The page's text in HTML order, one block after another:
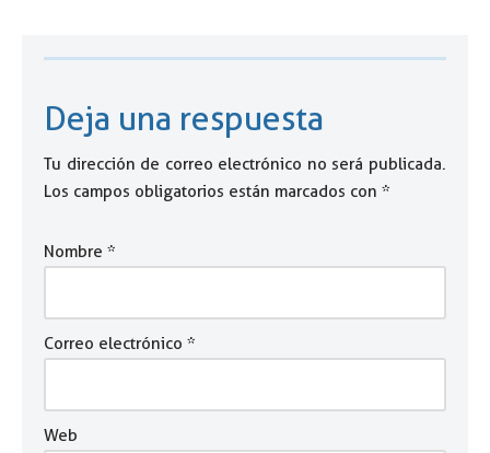
Deja una respuesta
Tu dirección de correo electrónico no será publicada.
Los campos obligatorios están marcados con *
Nombre *
Correo electrónico *
Web